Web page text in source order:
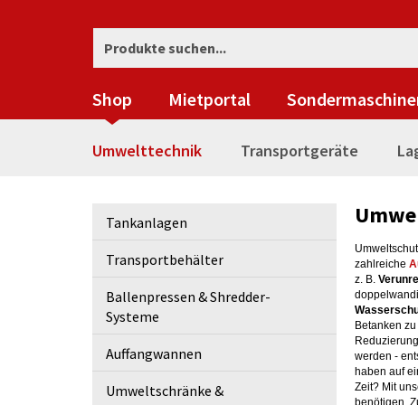
Shop Mietportal
Umwelttechnik Transportgeräte
Tankanlagen
Transportbehälter
Ballenpressen & Shredder-
Systeme
Auffangwannen
Umweltschränke &
zahlreiche
z. B.
Betanken
werden -
haben auf
Zeit? Mit
benötigen.